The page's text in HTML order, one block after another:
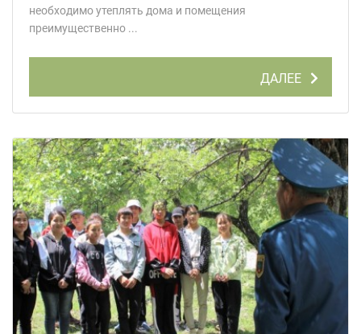
необходимо утеплять дома и помещения
преимущественно ...
ДАЛЕЕ